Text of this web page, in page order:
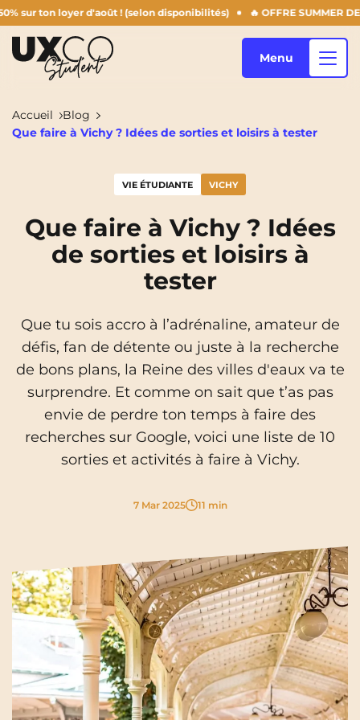
loyer d'août ! (selon disponibilités) 🔥 OFFRE SUMMER
Annemasse Archamps
Aulnoy-Lez-Valenciennes Béziers
NEW! Blois
Brest Caen
Cergy-Pontoise Clermont-Ferrand
Chambéry NEW! Dijon
Gradignan Grenoble
Limoges
Marseille Montpellier
Nantes Nîmes
Noisy-Le-Grand Orly
Paris
Pau Reims
Qui sommes-nous ?
FR
FR
Instagram
TikTokFacebookYouTubeLinkedIn
Menu
Accueil
Blog
Que faire à Vichy ? Idées de sorties et loisirs à tester
VIE ÉTUDIANTE VICHY
Que faire à Vichy ? Idées
de sorties et loisirs à
tester
Que tu sois accro à l’adrénaline, amateur de
défis, fan de détente ou juste à la recherche
de bons plans, la Reine des villes d'eaux va te
surprendre. Et comme on sait que t’as pas
envie de perdre ton temps à faire des
recherches sur Google, voici une liste de 10
sorties et activités à faire à Vichy.
7 Mar 2025 11 min